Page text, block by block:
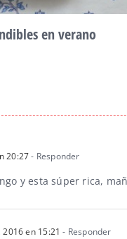
de gambas con
20:27- Responder
y esta súper rica,
en 15:21 - Responder